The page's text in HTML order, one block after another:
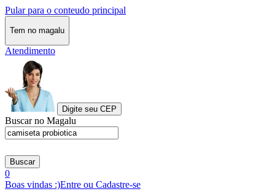
Pular para o conteudo principal
Tem no magalu
Atendimento
Digite seu CEP
Buscar no Magalu
Buscar
0
Boas vindas :)Entre ou Cadastre-se